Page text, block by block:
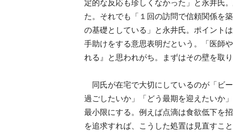
定的な反応も珍しくなかった」と永井氏
た。それでも「１回の訪問で信頼関係を
の基礎としている」と永井氏。ポイント
手助けをする意思表明だという。「医師
れる』と思われがち。まずはその壁を取
同氏が在宅で大切にしているのが「ビ
過ごしたいか」「どう最期を迎えたいか
最小限にする。例えば点滴は食欲低下を
を追求すれば、こうした処置は見直すこと